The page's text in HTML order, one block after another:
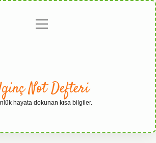
Gizlilikmenüyü
Not Defteri
hayata dokunan kısa bilgiler.